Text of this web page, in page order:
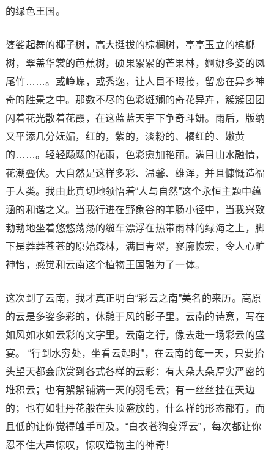
的绿色王国。
婆娑起舞的椰子树，高大挺拔的棕榈树，亭亭玉立的槟榔
树，翠盖华裳的芭蕉树，硕果累累的芒果林，婀娜多姿的凤
尾竹……。或峥嵘，或秀逸，让人目不暇接，留恋在异乡神
奇的胜景之中。那数不尽的色彩斑斓的奇花异卉，簇簇团团
闪着花光散着花霞，在这蓝蓝天宇下争奇斗妍。雨后，版纳
又平添几分妩媚，红的，紫的，淡粉的、橘红的、嫩黄
的……。轻轻飏飏的花雨，色彩愈加艳丽。满目山水融情，
花潮叠伏。大自然是这样多彩、温馨、雄浑，并且慷慨造福
于人类。我由此真切地领悟着“人与自然”这个永恒主题中蕴
涵的和谐之义。当我行进在野象谷的羊肠小径中，当我兴致
勃勃地坐着悠悠荡荡的缆车漂浮在热带雨林的绿海之上，脚
下是莽莽苍苍的原始森林，满目青翠，寥廓恢宏，令人心旷
神怡，感觉和云南这个植物王国融为了一体。
这次到了云南，我才真正明白“彩云之南”美名的来历。高原
的云是多姿多彩的，休憩于风的影子里。云南的诗意，写在
如风如水如云彩的文字里。云南之行，像去赴一场彩云的盛
宴。 “行到水穷处，坐看云起时”，在云南的每一天，只要抬
头望天都会欣赏到各式各样的云彩：有大朵大朵厚实严密的
堆积云；也有絮絮铺满一天的羽毛云；有一丝丝挂在天边
的；也有如牡丹花般在头顶盛放的，什么样的形态都有，而
且低的让你觉得触手可及。“白衣苍狗变浮云”，每次都让你
忍不住大声惊叹，惊叹造物主的神奇！